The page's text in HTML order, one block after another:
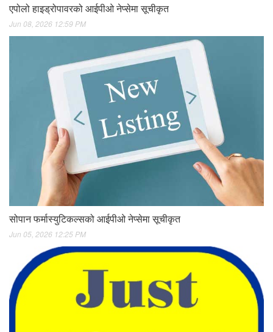
एपोलो हाइड्रोपावरको आईपीओ नेप्सेमा सूचीकृत
Jun 08, 2026 12:59 PM
सोपान फर्मास्युटिकल्सको आईपीओ नेप्सेमा सूचीकृत
Jun 05, 2026 12:25 PM